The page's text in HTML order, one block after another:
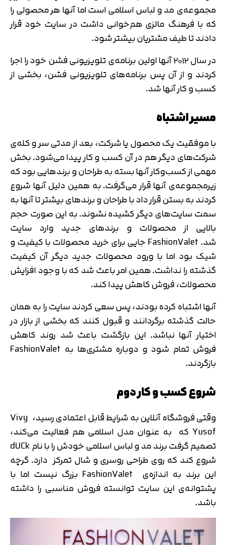
مجموعه‌ی مد و لباس اسلامی است اما آنها هر محصولی را
که با فرهنگ مالزی هم‌خوانی داشت در سایت خود قرار
دادند تا طیف مشتریان بیشتر شود.
در سال ۲۰۱۲ آنها اولین برنامه‌ی تلویزیونی فشن خود را اجرا
کردند و از آن پس برنامه‌های تلویزیونی فشن، بخشی از
کسب و کار آنها شد.
مسیر اشتباه
با موفقیت یک محصول یا شرکت، بعد از مدتی سر و کله‌ی
شرکت‌های دیگر هم در آن کسب و کار پیدا می‌شود. بخش
مهمی از کسب‌وکار آنها بسته به طراحان و برند‌هایی بود که
زیرمجموعه‌ی آنها قرار می‌گرفت. به همین دلیل آنها شروع
کردند به بستن قرار داد با طراحان و برند‌های بیشتر تا آنها به
سمت سایت‌های دیگر کشیده نشوند. به این صورت حجم
بالایی از محصولات و برندهای جدید وارد سایت
شد. FashionValet جایی برای خرید محصولات با کیفیت و
شیک بود اما با ورود محصولات جدید دیگر آن کیفیت
گذشته را نداشت. همین امر باعث شد که با وجود افزایش
محصولات، فروش کاهش پیدا کند.
آنها اشتباه کرده بودند، پس سعی کردند سایت را به همان
حالت گذشته برگردانند و قبول کنند که بخشی از بازار در
اختیار آنها نباشد. این بازگشت باعث شد روند کاهش
فروش تمام شود و دوباره مشتری‌ها به FashionValet
بازگردند.
شروع کسب و کار دوم
وقتی فروشگاه آنلاین به شرایط قابل اعتمادی رسید، Vivy
Yusof که به عنوان مدل اسلامی هم فعالیت می‌کند،
تصمیم گرفت برند مد و لباس اسلامی خودش را با نام dUCk
شروع کند که روی طراحی روسری و شال تمرکز دارد. گرچه
این برند به اندازه‌ی FashionValet بزرگ نیست اما با
پشتوانه‌ی این سایت توانسته فروش مناسبی را داشته
باشد.
تایید کد
کد ارسال شده را وارد کنید
اصلاح شماره
تایید کد
دریافت مجدد کد:00:59
متوجه شدم